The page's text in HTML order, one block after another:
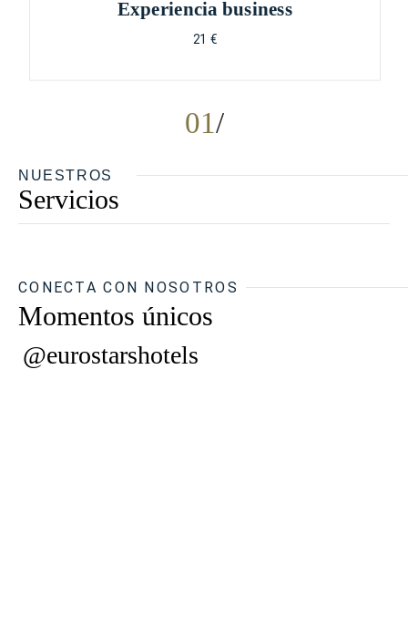
01
Experiencia business
21 €
NUESTROS
Servicios
CONECTA CON NOSOTROS
Momentos únicos
@eurostarshotels